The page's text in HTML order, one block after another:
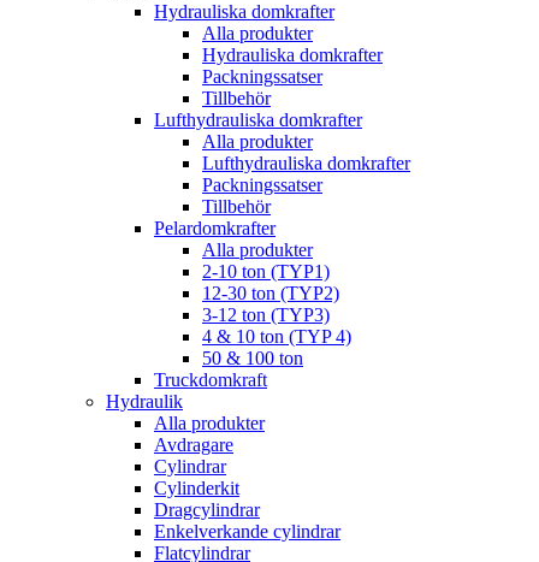
Hydrauliska domkrafter
Alla produkter
Hydrauliska domkrafter
Packningssatser
Tillbehör
Lufthydrauliska domkrafter
Alla produkter
Lufthydrauliska domkrafter
Packningssatser
Tillbehör
Pelardomkrafter
Alla produkter
2-10 ton (TYP1)
12-30 ton (TYP2)
3-12 ton (TYP3)
4 & 10 ton (TYP 4)
50 & 100 ton
Truckdomkraft
Hydraulik
Alla produkter
Avdragare
Cylindrar
Cylinderkit
Dragcylindrar
Enkelverkande cylindrar
Flatcylindrar